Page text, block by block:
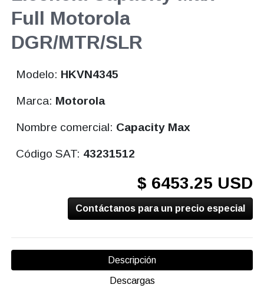
Full Motorola
DGR/MTR/SLR
Modelo: HKVN4345
Marca: Motorola
Nombre comercial: Capacity Max
Código SAT: 43231512
$ 6453.25 USD
Contáctanos para un precio especial
Descripción
Descargas